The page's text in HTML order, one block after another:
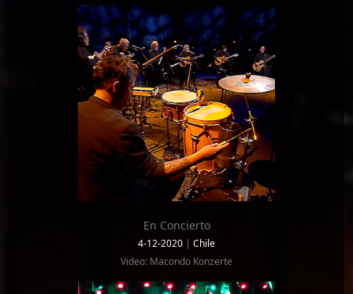
En Concierto
4-12-2020 | Chile
Video: Macondo Konzerte